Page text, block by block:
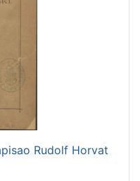
Rudolf Horvat